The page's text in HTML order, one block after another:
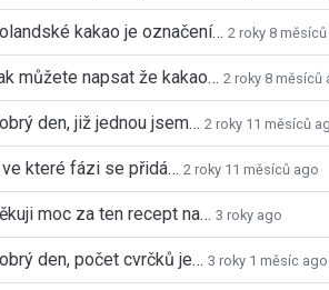
kakao je označení… 2 roky 8
můžete napsat že kakao… 2 roky 8 měsíců
den, již jednou jsem… 2 roky 11 měsíců
ve které fázi se přidá… 2 roky 11 měsíců ago
moc za ten recept na… 3 roky ago
den, počet cvrčků je… 3 roky 1 měsíc ago